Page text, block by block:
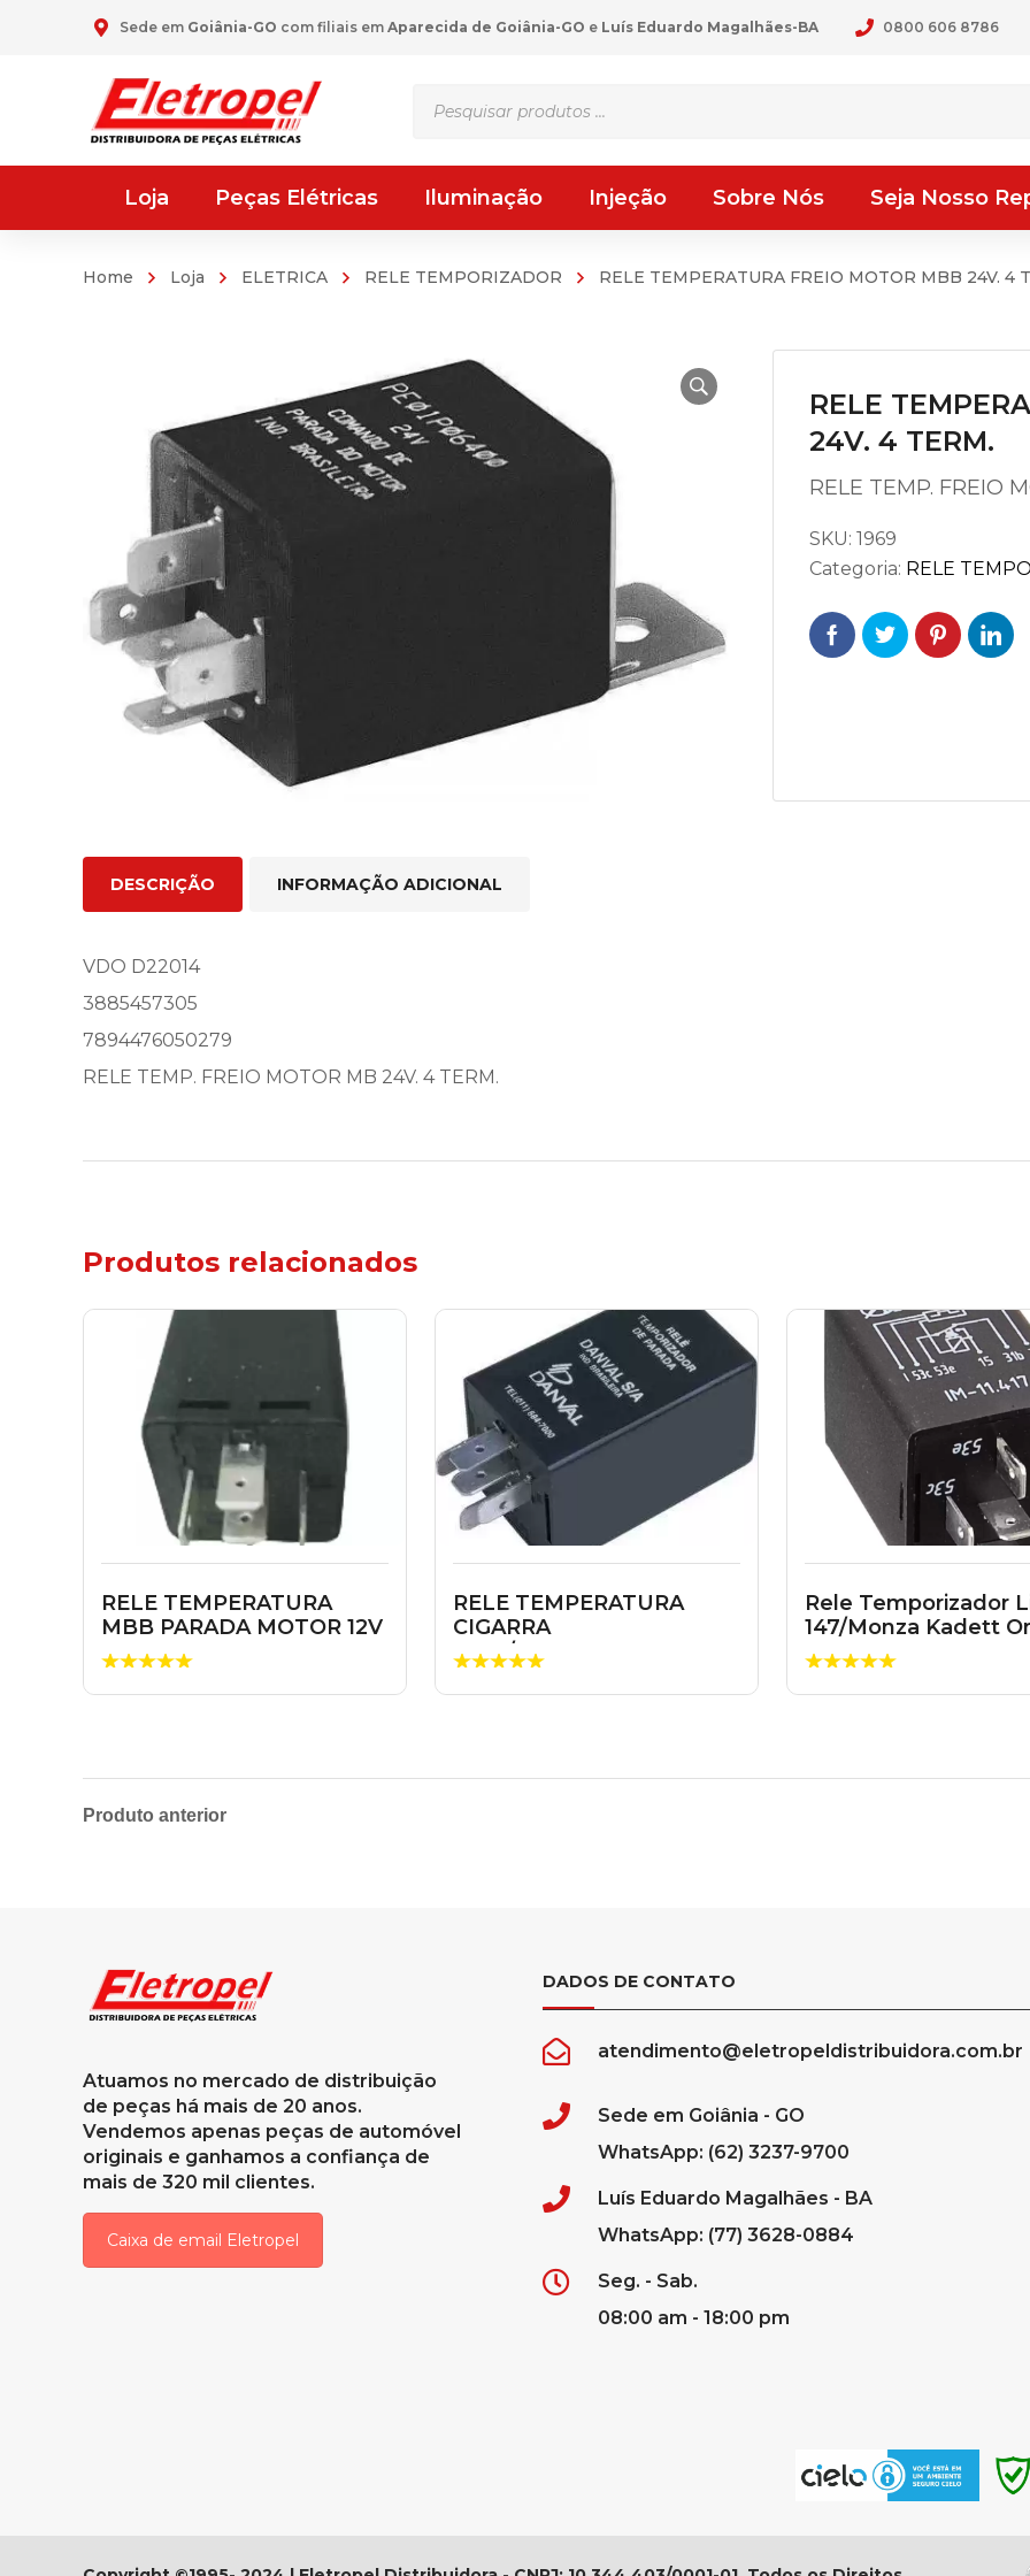
Sede em Goiânia-GO com filiais em Aparecida de Goiânia-GO e Luís Eduardo Magalhães-BA 0800 606 8786
Loja Peças Elétricas Iluminação Injeção Sobre Nós Seja Nosso
Home Loja ELETRICA RELE TEMPORIZADOR RELE TEMPERATURA FREIO MOTOR MBB 24V. 4
RELE
24V. 4 TERM.
RELE TEMP. FREIO
SKU: 1969
Categoria: RELE
DESCRIÇÃO INFORMAÇÃO ADICIONAL
VDO D22014
3885457305
7894476050279
RELE TEMP. FREIO MOTOR MB 24V. 4 TERM.
Produtos relacionados
RELE TEMPERATURA
MBB PARADA MOTOR 12V
RELE TEMPERATURA
CIGARRA
CAIO/MARCOPOLLO 5
TERM.
Rele Temporizador
147/Monza Kadett
7504192
Produto anterior
Atuamos no mercado de distribuição
de peças há mais de 20 anos.
Vendemos apenas peças de automóvel
originais e ganhamos a confiança de
mais de 320 mil clientes.
Caixa de email Eletropel
DADOS DE CONTATO
atendimento@eletropeldistribuidora.com.br
Sede em Goiânia - GO
WhatsApp: (62) 3237-9700
Luís Eduardo Magalhães - BA
WhatsApp: (77) 3628-0884
Seg. - Sab.
08:00 am - 18:00 pm